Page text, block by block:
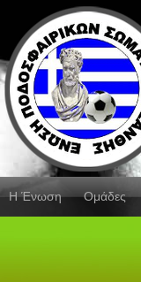
Η Ένωση Ομάδες